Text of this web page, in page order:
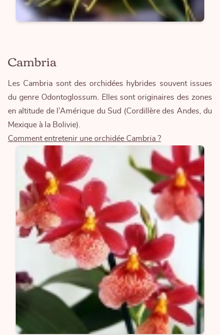
Cambria
Les Cambria sont des orchidées hybrides souvent issues
du genre Odontoglossum. Elles sont originaires des zones
en altitude de l’Amérique du Sud (Cordillère des Andes, du
Mexique à la Bolivie).
Comment entretenir une orchidée Cambria ?